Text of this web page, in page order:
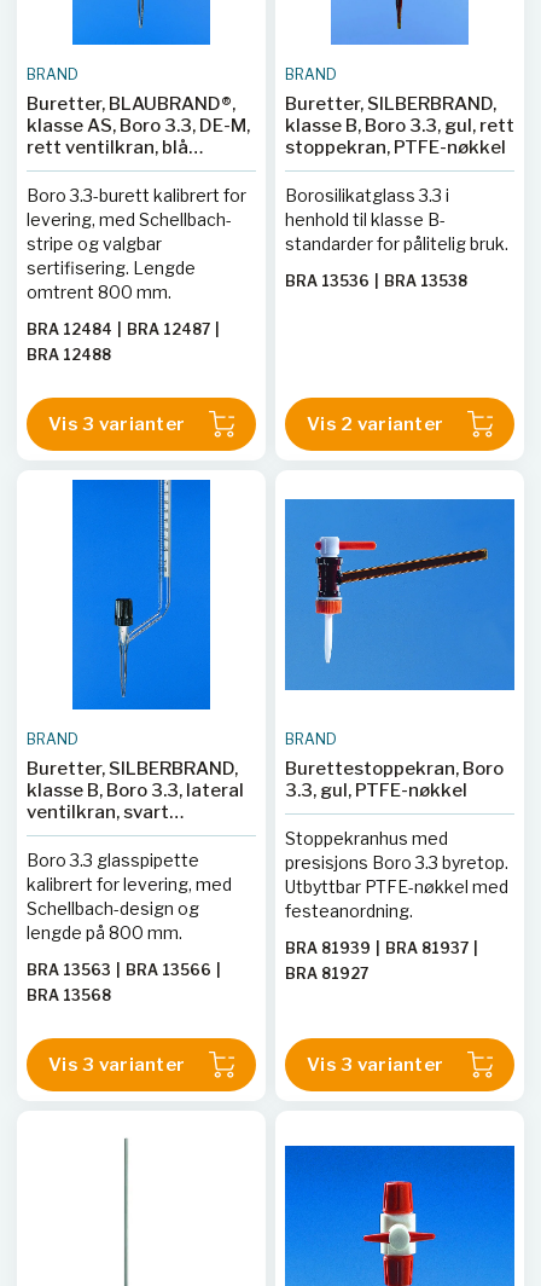
BRAND
Buretter, BLAUBRAND®,
klasse AS, Boro 3.3, DE-M,
rett ventilkran, blå
Schellbach stripe
Boro 3.3-burett kalibrert for
levering, med Schellbach-
stripe og valgbar
sertifisering. Lengde
omtrent 800 mm.
BRA 12484 BRA 12487
BRA 12488
Vis 3 varianter
BRAND
Buretter, SILBERBRAND,
klasse B, Boro 3.3, gul, rett
stoppekran, PTFE-nøkkel
Borosilikatglass 3.3 i
henhold til klasse B-
standarder for pålitelig bruk.
BRA 13536 BRA 13538
Vis 2 varianter
BRAND
Buretter, SILBERBRAND,
klasse B, Boro 3.3, lateral
ventilkran, svart
Schellbach-stripe
Boro 3.3 glasspipette
kalibrert for levering, med
Schellbach-design og
lengde på 800 mm.
BRA 13563 BRA 13566
BRA 13568
Vis 3 varianter
BRAND
Burettestoppekran, Boro
3.3, gul, PTFE-nøkkel
Stoppekranhus med
presisjons Boro 3.3 byretop.
Utbyttbar PTFE-nøkkel med
festeanordning.
BRA 81939 BRA 81937
BRA 81927
Vis 3 varianter